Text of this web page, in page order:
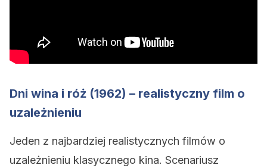
Dni wina i róż (1962) – realistyczny film o
uzależnieniu
Jeden z najbardziej realistycznych filmów o
uzależnieniu klasycznego kina. Scenariusz